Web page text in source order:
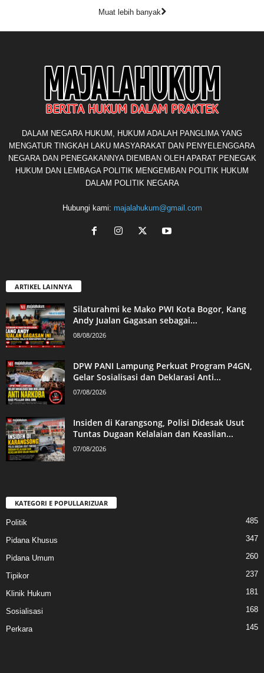
Muat lebih banyak
DALAM NEGARA HUKUM, HUKUM ADALAH PANGLIMA YANG
MENGATUR TINGKAH LAKU MASYARAKAT DAN PENYELENGGARA
NEGARA DAN PENEGAKANNYA DIEMBAN OLEH APARAT PENEGAK
HUKUM DAN LEMBAGA POLITIK MENGEMBAN POLITIK HUKUM
DALAM POLITIK NEGARA
Hubungi kami: majalahukum@gmail.com
ARTIKEL LAINNYA
Silaturahmi ke Mako PWI Kota Bogor, Kang
Andy Jualan Gagasan sebagai...
08/08/2026
DPW PANI Lampung Perkuat Program P4GN,
Gelar Sosialisasi dan Deklarasi Anti...
07/08/2026
Insiden di Karangsong, Polisi Didesak Usut
Tuntas Dugaan Kelalaian dan Keaslian...
07/08/2026
KATEGORI E POPULLARIZUAR
Politik 485
Pidana Khusus 347
Pidana Umum 260
Tipikor 237
Klinik Hukum 181
Sosialisasi 168
Perkara 145